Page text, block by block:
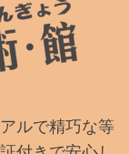
ルで精巧な等